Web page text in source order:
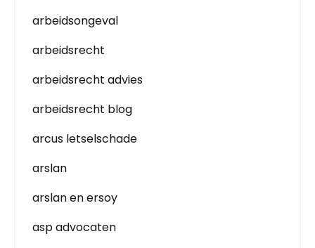
arbeidsongeval
arbeidsrecht
arbeidsrecht advies
arbeidsrecht blog
arcus letselschade
arslan
arslan en ersoy
asp advocaten